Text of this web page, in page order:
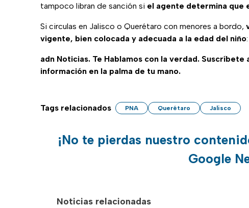
tampoco libran de sanción si el agente determina que
Si circulas en Jalisco o Querétaro con menores a bordo,
vigente, bien colocada y adecuada a la edad del niño
adn Noticias. Te Hablamos con la verdad. Suscríbete
información en la palma de tu mano.
Tags relacionados PNA Querétaro Jalisco
¡No te pierdas nuestro
Google
Noticias relacionadas